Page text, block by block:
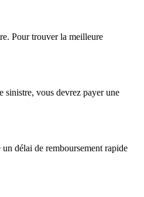
Pour trouver la meilleure
sinistre, vous devrez payer une
délai de remboursement rapide